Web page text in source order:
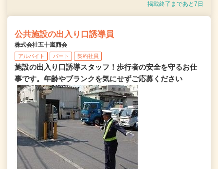
掲載終了まであと7日
公共施設の出入り口誘導員
株式会社五十嵐商会
アルバイト パート 契約社員
施設の出入り口誘導スタッフ！歩行者の安全を守るお仕
事です。年齢やブランクを気にせずご応募ください